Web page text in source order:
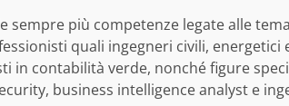
sempre più competenze legate alle
quali ingegneri civili, energetici
in contabilità verde, nonché figure
business intelligence analyst e